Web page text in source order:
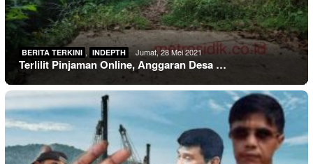
BERITA TERKINI , INDEPTH Jumat, 28 Mei 2021
Terlilit Pinjaman Online, Anggaran Desa …